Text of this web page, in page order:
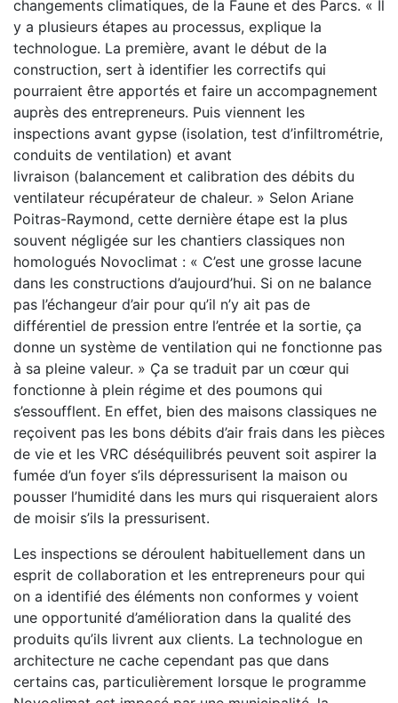
changements climatiques, de la Faune et des Parcs. « Il
y a plusieurs étapes au processus, explique la
technologue. La première, avant le début de la
construction, sert à identifier les correctifs qui
pourraient être apportés et faire un accompagnement
auprès des entrepreneurs. Puis viennent les
inspections avant gypse (isolation, test d’infiltrométrie,
conduits de ventilation) et avant
livraison (balancement et calibration des débits du
ventilateur récupérateur de chaleur. » Selon Ariane
Poitras-Raymond, cette dernière étape est la plus
souvent négligée sur les chantiers classiques non
homologués Novoclimat : « C’est une grosse lacune
dans les constructions d’aujourd’hui. Si on ne balance
pas l’échangeur d’air pour qu’il n’y ait pas de
différentiel de pression entre l’entrée et la sortie, ça
donne un système de ventilation qui ne fonctionne pas
à sa pleine valeur. » Ça se traduit par un cœur qui
fonctionne à plein régime et des poumons qui
s’essoufflent. En effet, bien des maisons classiques ne
reçoivent pas les bons débits d’air frais dans les pièces
de vie et les VRC déséquilibrés peuvent soit aspirer la
fumée d’un foyer s’ils dépressurisent la maison ou
pousser l’humidité dans les murs qui risqueraient alors
de moisir s’ils la pressurisent.
Les inspections se déroulent habituellement dans un
esprit de collaboration et les entrepreneurs pour qui
on a identifié des éléments non conformes y voient
une opportunité d’amélioration dans la qualité des
produits qu’ils livrent aux clients. La technologue en
architecture ne cache cependant pas que dans
certains cas, particulièrement lorsque le programme